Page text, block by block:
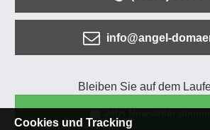
info@angel-
Bleiben Sie auf dem
Cookies und Tracking